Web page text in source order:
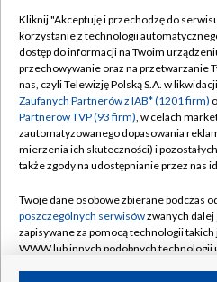
Abonament TVP
Emisja w TVP
Centrum informacji TVP
Naziemna Telewizja Cyfrowa
Rada Programowa
System NOS
Informacje o nadawcy
Polityka
Moje
Kliknij "Akceptuję i przechodzę do
korzystanie z technologii
dostęp do informacji na Twoim
przechowywanie oraz na przetwarzanie
nas, czyli Telewizję Polską S.A. w
Zaufanych Partnerów z IAB* (1201 firm)
Partnerów TVP (93 firm), w celach
zautomatyzowanego dopasowania
mierzenia ich skuteczności) i
także zgody na udostępnianie przez nas
Twoje dane osobowe zbierane podczas
poszczególnych serwisówzwanych
zapisywane za pomocą technologii
WWW lub innych podobnych